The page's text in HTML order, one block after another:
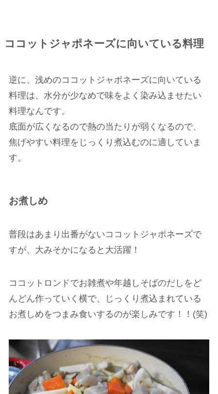
ココットジャポネーズに向いている料理
逆に、浅めのココットジャポネーズに向いている
料理は、水分が少なめで味をよく染み込ませたい
料理なんです。
底面が広くなるので熱の当たりが弱くなるので、
焦げやすい料理をじっくり煮込むのに適していま
す。
お煮しめ
普段はあまり出番がないココットジャポネーズで
すが、大みそかになると大活躍！
ココットロンドでお雑煮や年越しそばのだしをど
んどん作っていく横で、じっくり煮込まれている
お煮しめをつまみ食いするのが楽しみです！！(笑)